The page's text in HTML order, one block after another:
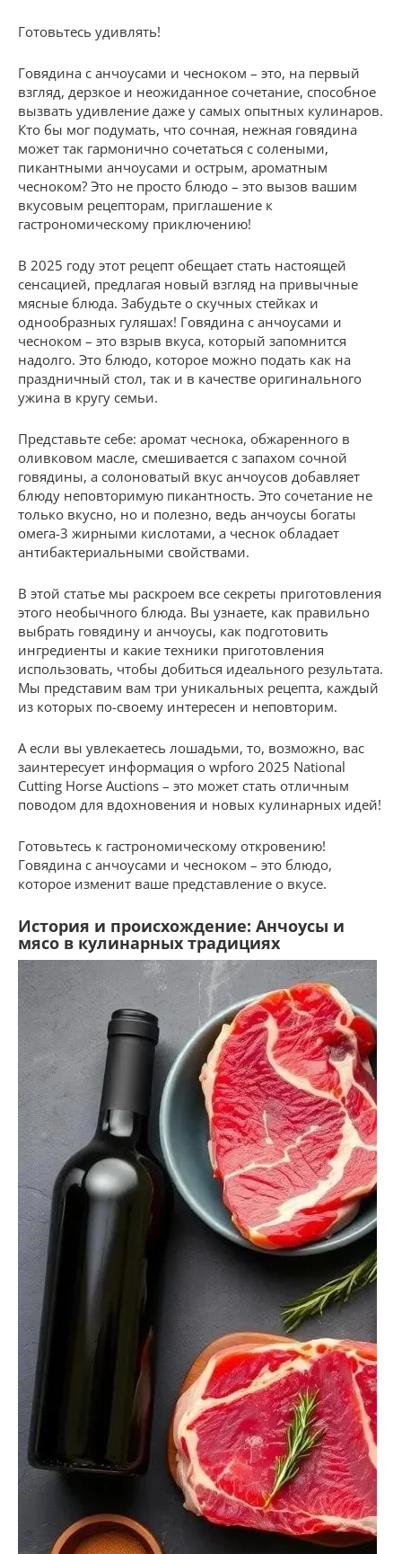
Готовьтесь удивлять!
Говядина с анчоусами и чесноком – это, на первый
взгляд, дерзкое и неожиданное сочетание, способное
вызвать удивление даже у самых опытных кулинаров.
Кто бы мог подумать, что сочная, нежная говядина
может так гармонично сочетаться с солеными,
пикантными анчоусами и острым, ароматным
чесноком? Это не просто блюдо – это вызов вашим
вкусовым рецепторам, приглашение к
гастрономическому приключению!
В 2025 году этот рецепт обещает стать настоящей
сенсацией, предлагая новый взгляд на привычные
мясные блюда. Забудьте о скучных стейках и
однообразных гуляшах! Говядина с анчоусами и
чесноком – это взрыв вкуса, который запомнится
надолго. Это блюдо, которое можно подать как на
праздничный стол, так и в качестве оригинального
ужина в кругу семьи.
Представьте себе: аромат чеснока, обжаренного в
оливковом масле, смешивается с запахом сочной
говядины, а солоноватый вкус анчоусов добавляет
блюду неповторимую пикантность. Это сочетание не
только вкусно, но и полезно, ведь анчоусы богаты
омега-3 жирными кислотами, а чеснок обладает
антибактериальными свойствами.
В этой статье мы раскроем все секреты приготовления
этого необычного блюда. Вы узнаете, как правильно
выбрать говядину и анчоусы, как подготовить
ингредиенты и какие техники приготовления
использовать, чтобы добиться идеального результата.
Мы представим вам три уникальных рецепта, каждый
из которых по-своему интересен и неповторим.
А если вы увлекаетесь лошадьми, то, возможно, вас
заинтересует информация о wpforo 2025 National
Cutting Horse Auctions – это может стать отличным
поводом для вдохновения и новых кулинарных идей!
Готовьтесь к гастрономическому откровению!
Говядина с анчоусами и чесноком – это блюдо,
которое изменит ваше представление о вкусе.
История и происхождение: Анчоусы и
мясо в кулинарных традициях